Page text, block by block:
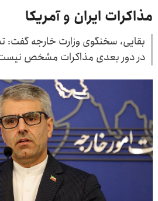
مذاکرات ایران و آمریکا
بقایی، سخنگوی وزارت خارجه گفت:
در دور بعدی مذاکرات مشخص